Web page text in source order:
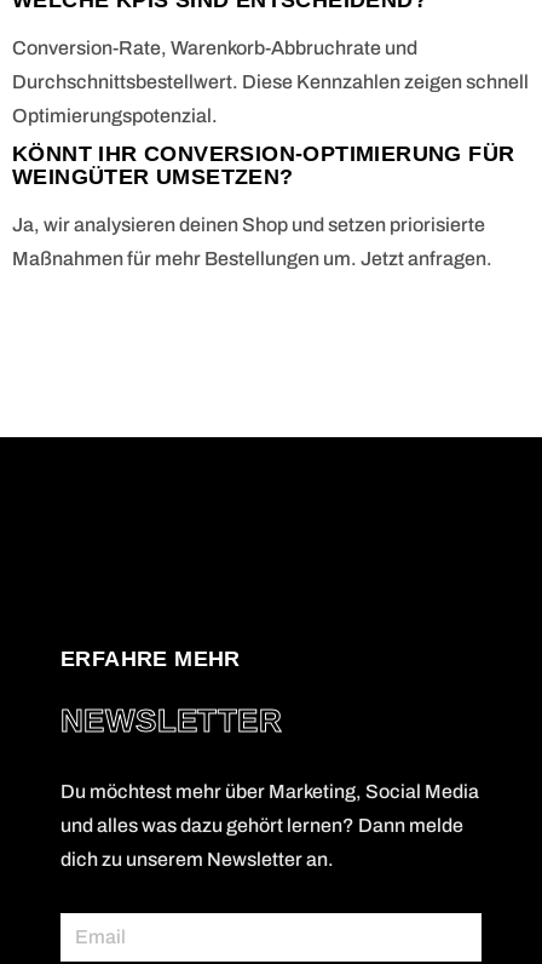
Conversion-Rate, Warenkorb-Abbruchrate und
Durchschnittsbestellwert. Diese Kennzahlen zeigen schnell
Optimierungspotenzial.
KÖNNT IHR CONVERSION-OPTIMIERUNG FÜR
WEINGÜTER UMSETZEN?
Ja, wir analysieren deinen Shop und setzen priorisierte
Maßnahmen für mehr Bestellungen um. Jetzt anfragen.
ERFAHRE MEHR
NEWSLETTER
Du möchtest mehr über Marketing, Social Media
und alles was dazu gehört lernen? Dann melde
dich zu unserem Newsletter an.